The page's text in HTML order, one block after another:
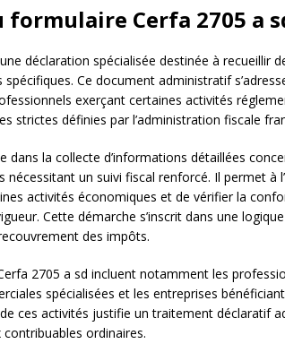
Cerfa 2705 a
déclaration spécialisée destinée à recueillir
Ce document administratif
exerçant certaines activités
strictes définies par l’administration fiscale
dans la collecte d’informations détaillées
un suivi fiscal renforcé. Il permet à
activités économiques et de vérifier la
Cette démarche s’inscrit dans une
des impôts.
2705 a sd incluent notamment les
spécialisées et les entreprises
ces activités justifie un traitement déclaratif
ordinaires.